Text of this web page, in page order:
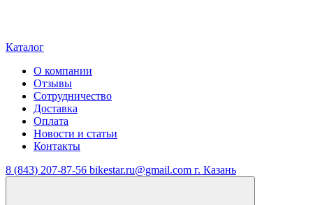
Каталог
О компании
Отзывы
Сотрудничество
Доставка
Оплата
Новости и статьи
Контакты
8 (843) 207-87-56 bikestar.ru@gmail.com г. Казань